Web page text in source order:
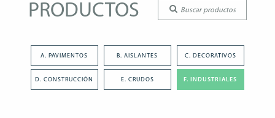
PRODUCTOS
A. PAVIMENTOS B. AISLANTES C. DECORATIVOS
D. CONSTRUCCIÓN E. CRUDOS F. INDUSTRIALES